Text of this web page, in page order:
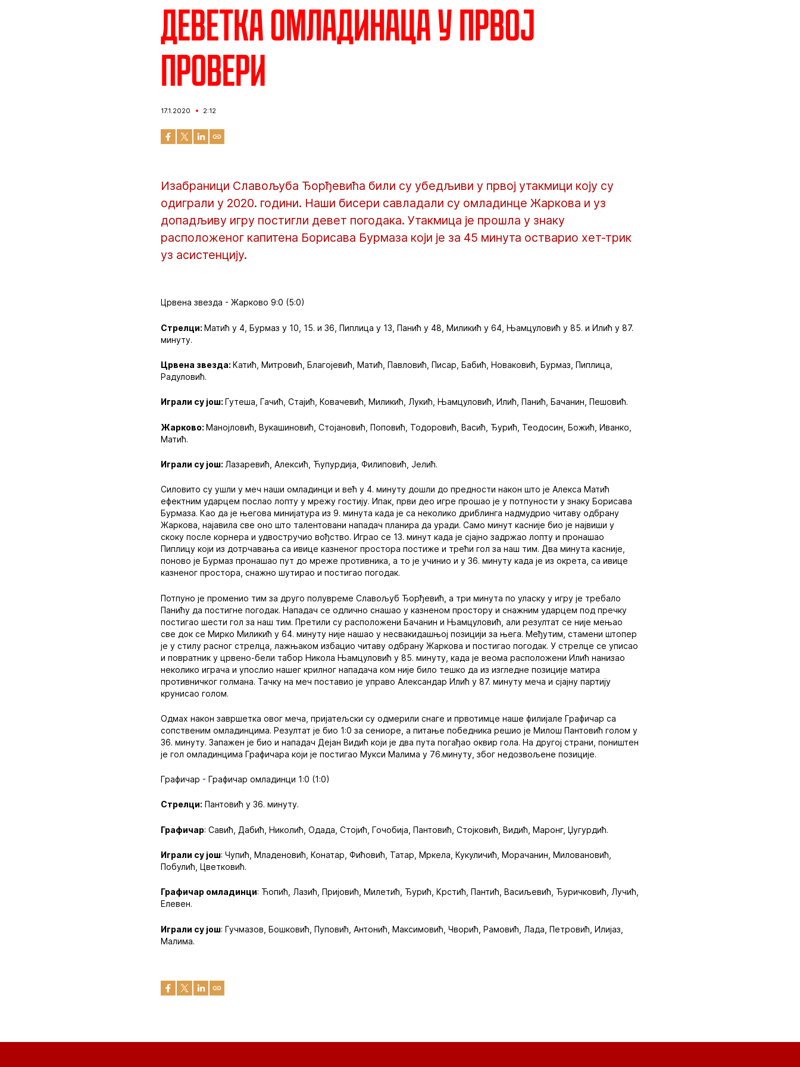
Деветка омладинаца у првој
провери
17.1.2020 2:12
Изабраници Славољуба Ђорђевића били су убедљиви у првој утакмици коју су
одиграли у 2020. години. Наши бисери савладали су омладинце Жаркова и уз
допадљиву игру постигли девет погодака. Утакмица је прошла у знаку
расположеног капитена Борисава Бурмаза који је за 45 минута остварио хет-трик
уз асистенцију.
Црвена звезда - Жарково 9:0 (5:0)
Стрелци:Матић у 4, Бурмаз у 10, 15. и 36, Пиплица у 13, Панић у 48, Миликић у 64, Њамцуловић у 85. и Илић у 87.
минуту.
Црвена звезда:Катић, Митровић, Благојевић, Матић, Павловић, Писар, Бабић, Новаковић, Бурмаз, Пиплица,
Радуловић.
Играли су још:Гутеша, Гачић, Стајић, Ковачевић, Миликић, Лукић, Њамцуловић, Илић, Панић, Бачанин, Пешовић.
Жарково:Манојловић, Вукашиновић, Стојановић, Поповић, Тодоровић, Васић, Ђурић, Теодосин, Божић, Иванко,
Матић.
Играли су још: Лазаревић, Алексић, Ћупурдија, Филиповић, Јелић.
Силовито су ушли у меч наши омладинци и већ у 4. минуту дошли до предности након што је Алекса Матић
ефектним ударцем послао лопту у мрежу гостију. Ипак, први део игре прошао је у потпуности у знаку Борисава
Бурмаза. Као да је његова минијатура из 9. минута када је са неколико дриблинга надмудрио читаву одбрану
Жаркова, најавила све оно што талентовани нападач планира да уради. Само минут касније био је највиши у
скоку после корнера и удвостручио вођство. Играо се 13. минут када је сјајно задржао лопту и пронашао
Пиплицу који из дотрчавања са ивице казненог простора постиже и трећи гол за наш тим. Два минута касније,
поново је Бурмаз пронашао пут до мреже противника, а то је учинио и у 36. минуту када је из окрета, са ивице
казненог простора, снажно шутирао и постигао погодак.
Потпуно је променио тим за друго полувреме Славољуб Ђорђевић, а три минута по уласку у игру је требало
Панићу да постигне погодак. Нападач се одлично снашао у казненом простору и снажним ударцем под пречку
постигао шести гол за наш тим. Претили су расположени Бачанин и Њамцуловић, али резултат се није мењао
све док се Мирко Миликић у 64. минуту није нашао у несвакидашњој позицији за њега. Међутим, стамени штопер
је у стилу расног стрелца, лажњаком избацио читаву одбрану Жаркова и постигао погодак. У стрелце се уписао
и повратник у црвено-бели табор Никола Њамцуловић у 85. минуту, када је веома расположени Илић нанизао
неколико играча и упослио нашег крилног нападача ком није било тешко да из изгледне позиције матира
противничког голмана. Тачку на меч поставио је управо Александар Илић у 87. минуту меча и сјајну партију
крунисао голом.
Одмах након завршетка овог меча, пријатељски су одмерили снаге и првотимце наше филијале Графичар са
сопственим омладинцима. Резултат је био 1:0 за сениоре, а питање победника решио је Милош Пантовић голом у
36. минуту. Запажен је био и нападач Дејан Видић који је два пута погађао оквир гола. На другој страни, поништен
је гол омладинцима Графичара који је постигао Мукси Малима у 76.минуту, због недозвољене позиције.
Графичар - Графичар омладинци 1:0 (1:0)
Стрелци: Пантовић у 36. минуту.
Графичар: Савић, Дабић, Николић, Одада, Стојић, Гочобија, Пантовић, Стојковић, Видић, Маронг, Џугурдић.
Играли су још: Чупић, Младеновић, Конатар, Фићовић, Татар, Мркела, Кукуличић, Морачанин, Миловановић,
Побулић, Цветковић.
Графичар омладинци: Ћопић, Лазић, Пријовић, Милетић, Ђурић, Крстић, Пантић, Васиљевић, Ђуричковић, Лучић,
Елевен.
Играли су још: Гучмазов, Бошковић, Пуповић, Антонић, Максимовић, Чворић, Рамовић, Лада, Петровић, Илијаз,
Малима.